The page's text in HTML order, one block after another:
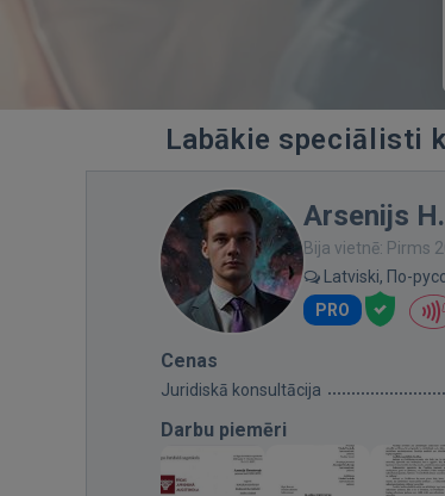
Labākie speciālisti
Arsenijs H.
Bija vietnē: Pirms
Latviski, По-
PRO
Cenas
Juridiskā konsultācija
Darbu piemēri